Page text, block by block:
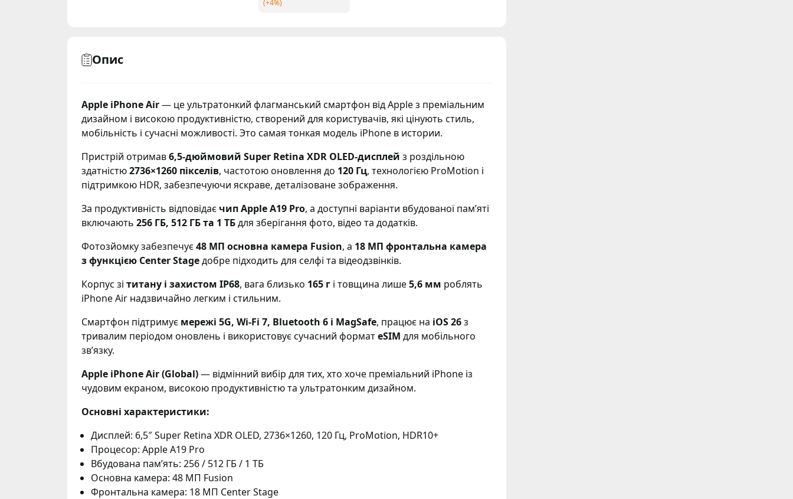
Опис
Apple iPhone Air— це ультратонкий флагманський смартфон від Apple з преміальним
дизайном і високою продуктивністю, створений для користувачів, які цінують стиль,
мобільність і сучасні можливості. Это самая тонкая модель iPhone в истории.
Пристрій отримав6,5-дюймовий Super Retina XDR OLED-дисплей з роздільною
здатністю2736×1260 пікселів, частотою оновлення до 120 Гц, технологією ProMotion і
підтримкою HDR, забезпечуючи яскраве, деталізоване зображення.
За продуктивність відповідає чип Apple A19 Pro, а доступні варіанти вбудованої пам’яті
включають 256 ГБ, 512 ГБ та 1 ТБдля зберігання фото, відео та додатків.
Фотозйомку забезпечує48 МП основна камера Fusion, а 18 МП фронтальна камера
з функцією Center Stageдобре підходить для селфі та відеодзвінків.
Корпус зі титану і захистом IP68, вага близько 165 г і товщина лише5,6 мм роблять
iPhone Air надзвичайно легким і стильним.
Смартфон підтримує мережі 5G, Wi-Fi 7, Bluetooth 6 і MagSafe, працює на iOS 26з
тривалим періодом оновлень і використовує сучасний форматeSIM для мобільного
зв’язку.
Apple iPhone Air (Global)— відмінний вибір для тих, хто хоче преміальний iPhone із
чудовим екраном, високою продуктивністю та ультратонким дизайном.
Основні характеристики:
Дисплей: 6,5″ Super Retina XDR OLED, 2736×1260, 120 Гц, ProMotion, HDR10+
Процесор: Apple A19 Pro
Вбудована пам’ять: 256 / 512 ГБ / 1 ТБ
Основна камера: 48 МП Fusion
Фронтальна камера: 18 МП Center Stage